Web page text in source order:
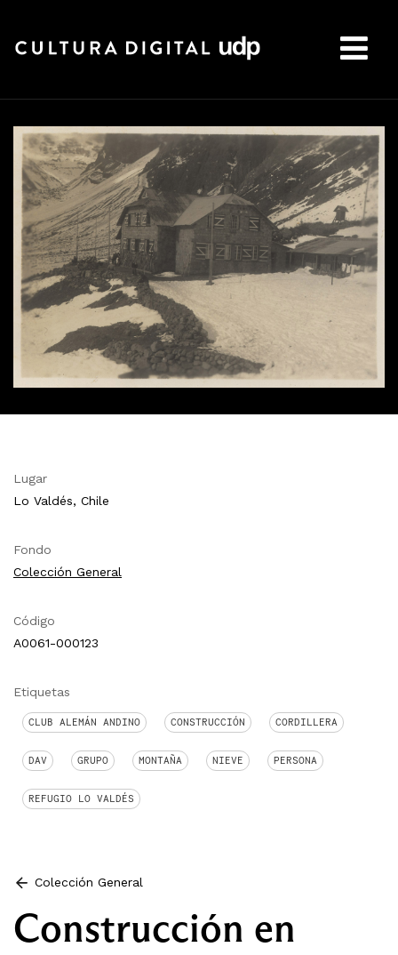
Lugar
Lo Valdés, Chile
Fondo
Colección General
Código
A0061-000123
Etiquetas
CLUB ALEMÁN ANDINO CONSTRUCCIÓN CORDILLERA
DAV GRUPO MONTAÑA NIEVE PERSONA
REFUGIO LO VALDÉS
Colección General
Construcción en